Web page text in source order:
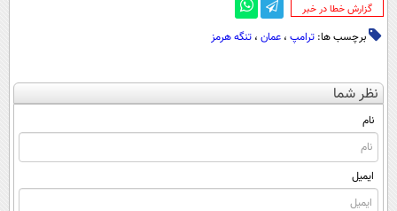
‌گزارش خطا در خبر
برچسب ها: ترامپ ، عمان ، تنگه هرمز
نظر شما
نام
ایمیل